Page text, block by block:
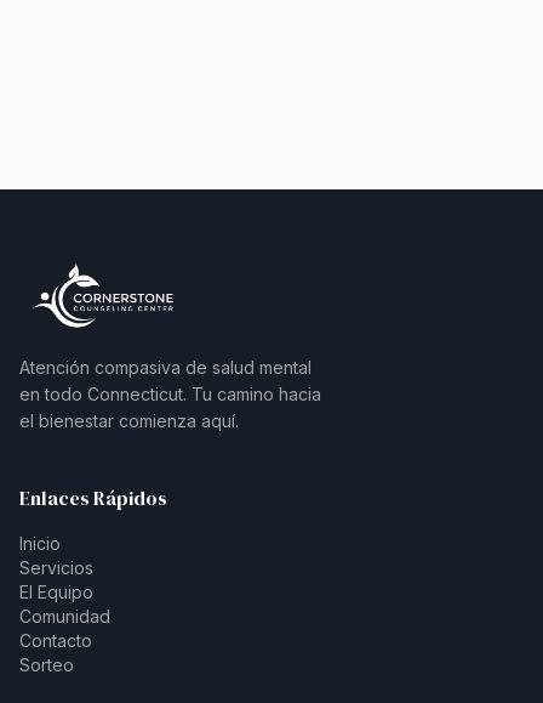
Atención compasiva de salud mental
en todo Connecticut. Tu camino hacia
el bienestar comienza aquí.
Enlaces Rápidos
Inicio
Servicios
El Equipo
Comunidad
Contacto
Sorteo